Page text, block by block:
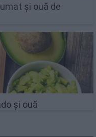
și ouă de
și ouă